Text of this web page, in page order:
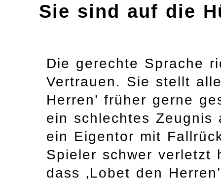
Sie sind auf die
Die gerechte Sprache
Vertrauen. Sie stellt
Herren’ früher gerne
ein schlechtes
ein Eigentor mit
Spieler schwer verletzt
dass ‚Lobet den